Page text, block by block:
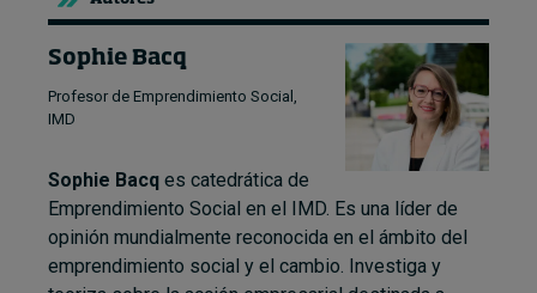
Sophie Bacq
Profesor de Emprendimiento Social,
IMD
Sophie Bacq es catedrática de
Emprendimiento Social en el IMD. Es una líder de
opinión mundialmente reconocida en el ámbito del
emprendimiento social y el cambio. Investiga y